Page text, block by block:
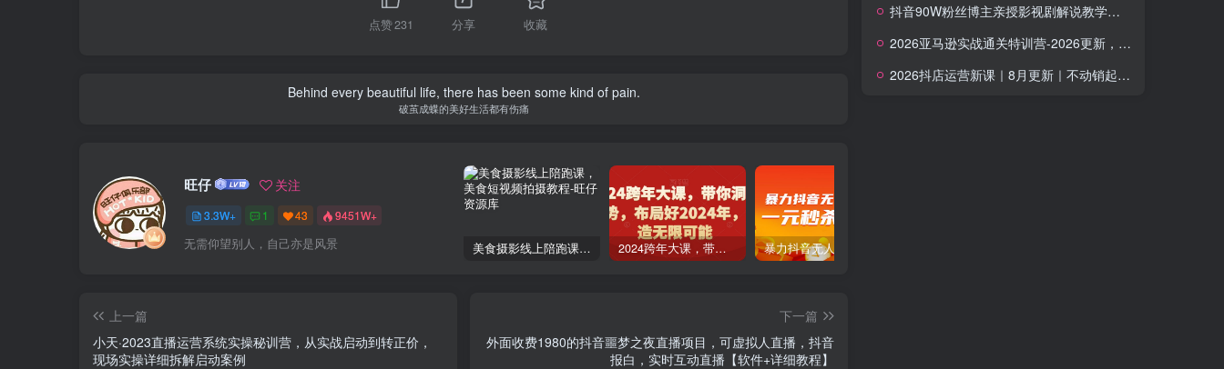
点赞231 分享 收藏
Behind every beautiful life, there has been some kind of pain.
破茧成蝶的美好生活都有伤痛
旺仔 关注
3.3W+ 1 43 9451W+
无需仰望别人，自己亦是风景 美食摄影线上陪跑课，美食短视频拍摄教程 2024跨年大课，​带你洞察趋势，布局好2024年，创造无限可能
上一篇
小天·2023直播运营系统实操秘训营，从实战启动到转正价，
现场实操详细拆解启动案例
下一篇
外面收费1980的抖音噩梦之夜直播项目，可虚拟人直播，抖音
报白，实时互动直播【软件+详细教程】
抖音90W粉丝博主亲授影视剧解说教学，选剧选题+文案模板+AI指令+剪辑配音+封面全流程变现，解锁精选独家收益
2026亚马逊实战通关特训营-2026更新，多维选品+渐进式打法+AI应用，从0到1打造盈利店铺
2026抖店运营新课｜8月更新｜不动销起店+商品卡爆发｜达人玩法+店群批量复制｜轻松玩转抖音小店全域流量